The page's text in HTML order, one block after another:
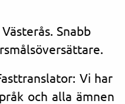
Snabb
Vi har
och alla ämnen